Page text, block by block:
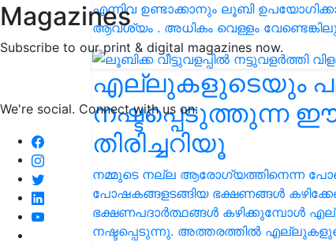
Magazines
Subscribe to our print & digital magazines now.
We're social. Connect with us on:
എന്നിവ ഉണ്ടാക്കാനും ലൂബി
ആവശ്യം . അധികം വെള്ളം
എല്ലുകളുടെയും
നഷ്ടപ്പെടുത്തുന്ന
തിരിച്ചറിയൂ
നമ്മുടെ നല്ല ആരോഗ്യത്തിനെന്ന
പോഷകങ്ങളടങ്ങിയ ഭക്ഷണങ്ങൾ
ഭക്ഷണപദാർത്ഥങ്ങൾ
നഷ്ടപ്പെടുന്നു. അത്തരത്തിൽ